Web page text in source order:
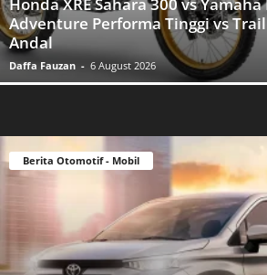
Honda XRE Sahara 300 vs
Adventure Performa Tinggi vs
Andal
Daffa Fauzan - 6 August 2026
Berita Otomotif - Mobil